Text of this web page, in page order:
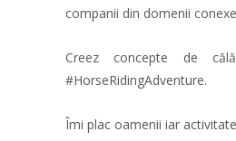
companii din domenii
Creez concepte de
#HorseRidingAdventure.
Îmi plac oamenii iar